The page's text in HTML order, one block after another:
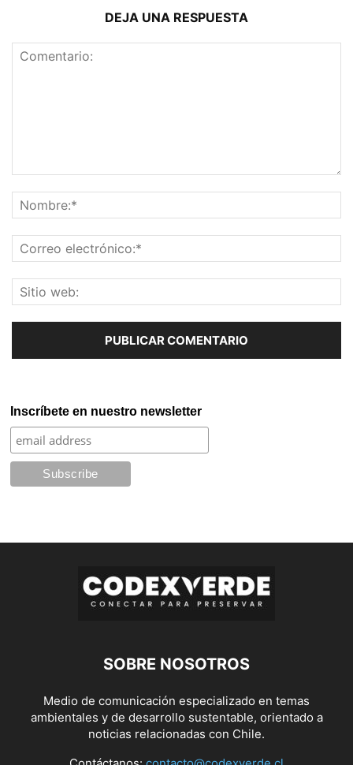
DEJA UNA RESPUESTA
Inscríbete en nuestro newsletter
SOBRE NOSOTROS
Medio de comunicación especializado en temas
ambientales y de desarrollo sustentable, orientado a
noticias relacionadas con Chile.